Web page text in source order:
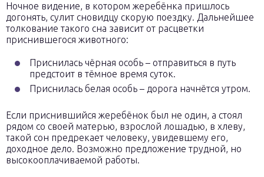
Ночное видение, в котором жеребёнка пришлось
догонять, сулит сновидцу скорую поездку. Дальнейшее
толкование такого сна зависит от расцветки
приснившегося животного:
Приснилась чёрная особь – отправиться в путь
предстоит в тёмное время суток.
Приснилась белая особь – дорога начнётся утром.
Если приснившийся жеребёнок был не один, а стоял
рядом со своей матерью, взрослой лошадью, в хлеву,
такой сон предрекает человеку, увидевшему его,
доходное дело. Возможно предложение трудной, но
высокооплачиваемой работы.